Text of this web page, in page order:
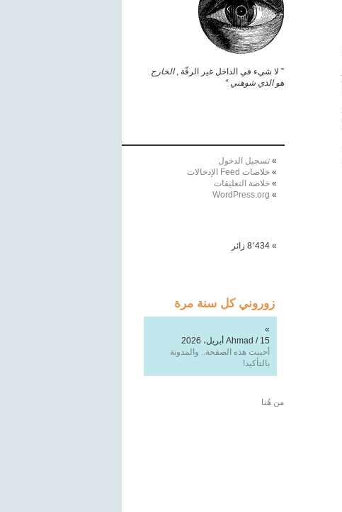
” لا شيء في الداخل غير الرقّة ,الخارج
هو الذي شوهني “
ـــــــــــــــــــــــــــــــــــــــــــــــــــــــــــــــــ
تسجيل الدخول
خلاصات Feed الإدخالات
خلاصة التعليقات
WordPress.org
8٬434 زائر
زوروني كل سنة مرة
محمد طارق الموصللي/
16
فبراير، 2026
أتمنى ألا يتوقف قلمك السيّال يومًا.
هل سنقرأ تدوينة لك قريبًا؟